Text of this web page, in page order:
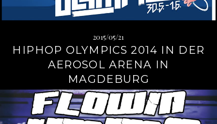
2015/05/21
HIPHOP OLYMPICS 2014 IN DER
AEROSOL ARENA IN
MAGDEBURG